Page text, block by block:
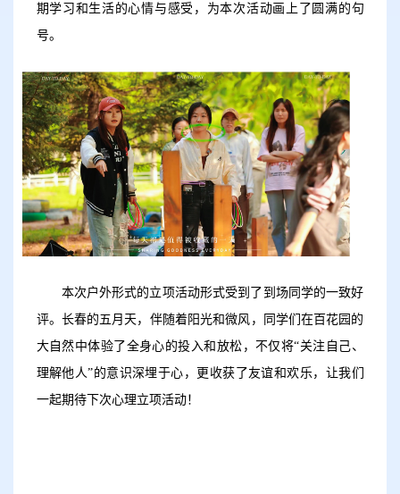
期学习和生活的心情与感受，为本次活动画上了圆满的句
号。
本次户外形式的立项活动形式受到了到场同学的一致好
评。长春的五月天，伴随着阳光和微风，同学们在百花园的
大自然中体验了全身心的投入和放松，不仅将“关注自己、
理解他人”的意识深埋于心，更收获了友谊和欢乐，让我们
一起期待下次心理立项活动！